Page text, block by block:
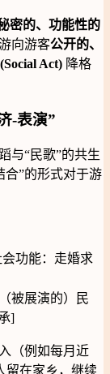
密的、功能性的
向游客公开的、
Act) 降格
-表演”
与“民歌”的共生
合”的形式对于游
会功能：走婚求
被展演的）民
]
（例如每月近
留在家乡，继续